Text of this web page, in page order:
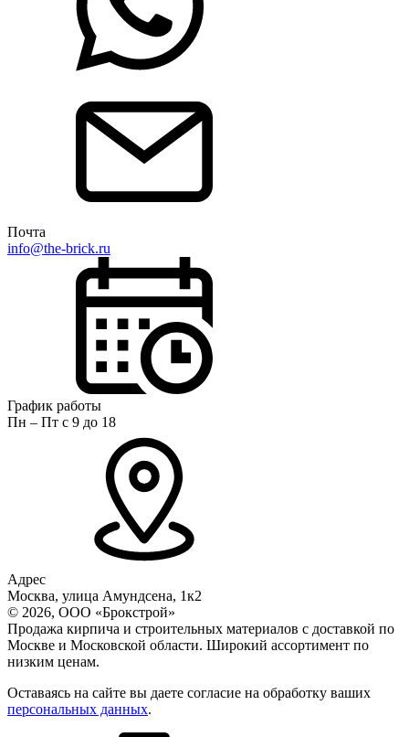
Почта
info@the-brick.ru
График работы
Пн – Пт с 9 до 18
Адрес
Москва, улица Амундсена, 1к2
© 2026, ООО «Брокстрой»
Продажа кирпича и строительных материалов с доставкой по
Москве и Московской области. Широкий ассортимент по
низким ценам.
Оставаясь на сайте вы даете согласие на обработку ваших
персональных данных.